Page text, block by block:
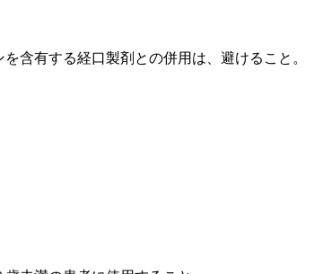
含有する経口製剤との併用は、避けること。